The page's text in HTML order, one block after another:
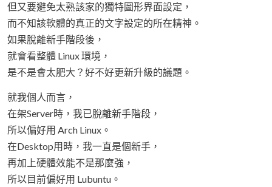
但又要避免太熟該家的獨特圖形界面設定，
而不知該軟體的真正的文字設定的所在精神。
如果脫離新手階段後，
就會看整體 Linux 環境，
是不是會太肥大？好不好更新升級的議題。
就我個人而言，
在架Server時，我已脫離新手階段，
所以偏好用 Arch Linux。
在Desktop用時，我一直是個新手，
再加上硬體效能不是那麼強，
所以目前偏好用 Lubuntu。